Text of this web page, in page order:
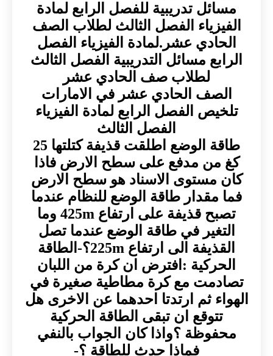
مسائل تدريبية للفصل الرابع لمادة
الفيزياء الفصل الثالث لطلاب الصف
الحادي عشر.لمادة الفيزياء الفصل
الرابع مسائل التدريبية الفصل الثالث
لطلاب صف الحادي عشر
الصف الحادي عشر في الامارات
تلخيص الفصل الرابع لمادة الفيزياء
الفصل الثالث
طاقة الوضع اطلقت قذيفة كتلتها 25
كغ من مدفع على سطح الارض فاذا
كان مستوى الاسناد هو سطح الارض
فما مقدار طاقة الوضع للنظام عندما
تصبح قذيفة على ارتفاع 425m وما
التغير في طاقة الوضع عندما تصل
القذيفة الى ارتفاع 225m؟-الطاقة
الحركية :افترض ان كرة من اللبان
تصادمت مع كرة مطاطية صغيرة في
الهواء ثم ارتدتا احدهما عن الاخرى هل
تتوقع ان تبقى الطاقة الحركية
محفوظة ؟واذا كان الجواب بالنفي
فماذا حدث للطاقة ؟-